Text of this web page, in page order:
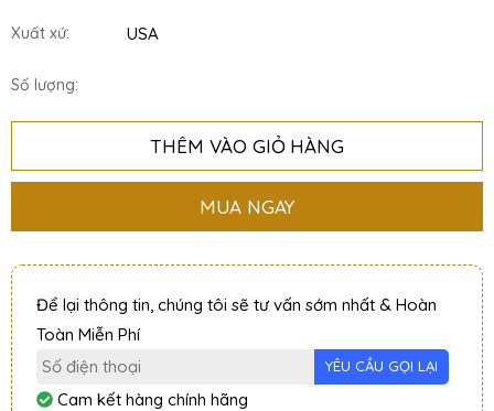
Xuất xứ: USA
Số lượng:
THÊM VÀO GIỎ HÀNG
MUA NGAY
Để lại thông tin, chúng tôi sẽ tư vấn sớm nhất & Hoàn
Toàn Miễn Phí
Cam kết hàng chính hãng